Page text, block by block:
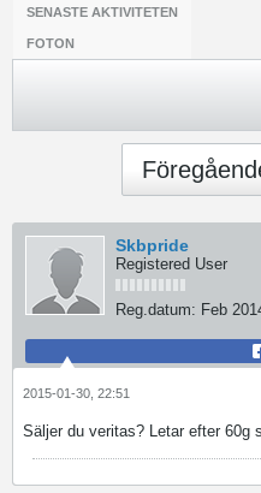
SENASTE AKTIVITETEN
FOTON
Skbpride
Registered User
Reg.datum: Feb
2015-01-30, 22:51
Säljer du veritas? Letar efter 60g